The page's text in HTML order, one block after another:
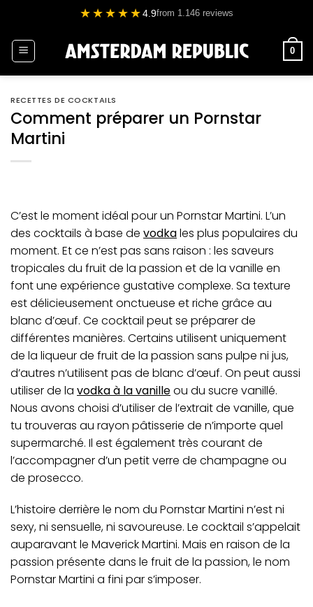
contenu
★★★★★4.9from 1.146 reviews
0
RECETTES DE COCKTAILS
Comment préparer un Pornstar
Martini
C’est le moment idéal pour un Pornstar Martini. L’un
des cocktails à base de vodkales plus populaires du
moment. Et ce n’est pas sans raison : les saveurs
tropicales du fruit de la passion et de la vanille en
font une expérience gustative complexe. Sa texture
est délicieusement onctueuse et riche grâce au
blanc d’œuf. Ce cocktail peut se préparer de
différentes manières. Certains utilisent uniquement
de la liqueur de fruit de la passion sans pulpe ni jus,
d’autres n’utilisent pas de blanc d’œuf. On peut aussi
utiliser de la vodka à la vanilleou du sucre vanillé.
Nous avons choisi d’utiliser de l’extrait de vanille, que
tu trouveras au rayon pâtisserie de n’importe quel
supermarché. Il est également très courant de
l’accompagner d’un petit verre de champagne ou
de prosecco.
L’histoire derrière le nom du Pornstar Martini n’est ni
sexy, ni sensuelle, ni savoureuse. Le cocktail s’appelait
auparavant le Maverick Martini. Mais en raison de la
passion présente dans le fruit de la passion, le nom
Pornstar Martini a fini par s’imposer.